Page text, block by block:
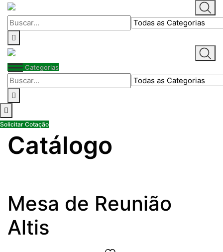
Skip
content
Categorias
Solicitar Cotação
Catálogo
Mesa de Reunião
Altis